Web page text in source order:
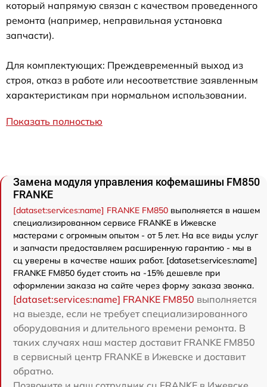
который напрямую связан с качеством проведенного
ремонта (например, неправильная установка
запчасти).
Для комплектующих: Преждевременный выход из
строя, отказ в работе или несоответствие заявленным
характеристикам при нормальном использовании.
Показать полностью
Замена модуля управления кофемашины FM850
FRANKE
[dataset:services:name] FRANKE FM850 выполняется в нашем
специализированном сервисе FRANKE в Ижевске
мастерами с огромным опытом - от 5 лет. На все виды услуг
и запчасти предоставляем расширенную гарантию - мы в
сц уверены в качестве наших работ. [dataset:services:name]
FRANKE FM850 будет стоить на -15% дешевле при
оформлении заказа на сайте через форму заказа звонка.
[dataset:services:name] FRANKE FM850 выполняется
на выезде, если не требует специализированного
оборудования и длительного времени ремонта. В
таких случаях наш мастер доставит FRANKE FM850
в сервисный центр FRANKE в Ижевске и доставит
обратно.